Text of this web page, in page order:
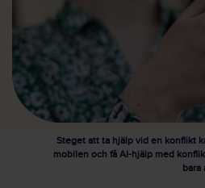
Steget att ta hjälp vid en konflikt
mobilen och få AI-hjälp med
bara